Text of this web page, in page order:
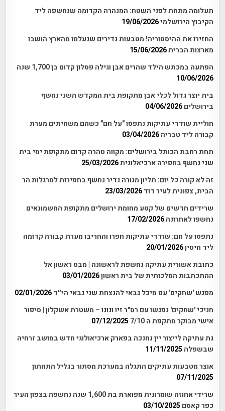
תעלומה מתחת לפני השטח: המנהרה הקדומה שנחשפה ליד
הקיבוץ הירושלמי19/06/2026
החזירו את ההיסטוריה! מטבעות נדירים שנעלמו מהארץ הושבו
מארצות הברית15/06/2026
הפתעה במכתש הילד שהרים אבן וגילה פסלון קדום בן 1,700 שנה
10/06/2026
בית יוצר גדול לכלי אבן מתקופת בית המקדש השני נחשף
בירושלים 04/06/2026
חוליית שודדי עתיקות נתפסו "על חם" כשהם משחיתים מערת
קבורה ליד טבריה 03/04/2026
תחת רחבת הכותל בירושלים: מקווה טהרה קדום מתקופת ימי בית
שני נחשף בחפירה ארכיאלוגית25/03/2026
זה לא קורה כל יום: תליון מנורה נדיר נחשף בחפירות למרגלות הר
הבית, צפונית לעיר דוד 23/03/2026
שרידים חדשים של קטע מחומת ירושלים מתקופת החשמונאים
נחשפו לאחרונה 17/02/2026
נתפסו על חם: שודדי עתיקות חפרו והחריבו מערת קבורה קדומה
ליד חיטין20/01/2026
כתובת אשורית עתיקה נחשפת לראשונה | מבט ראשון אל
ההתכתבות המלכותית של בית ראשון03/01/2026
מפגש 'שחקים' עם מיכל גבאי להנצחת שני גבאי הי״ד 02/01/2026
חניכי 'שחקים' נפגשו עם רס"ר זיו ונונו – משטרת אשקלון | סיפור
אישי מבוקר מתקפת ה 7/10
07/12/2025
גת עתיקה לייצור יין נחנכה בפארק ארכיאולוגי חדש במושב זרחיה
שבשפלה 11/11/2025
אוצר מטבעות עתיקים התגלה במערכת מסתור בגליל התחתון
07/11/2025
שרידי אחוזה שומרונית מפוארת בת 1,600 שנה נחשפה בצפון העיר
כפר קאסם 03/10/2025